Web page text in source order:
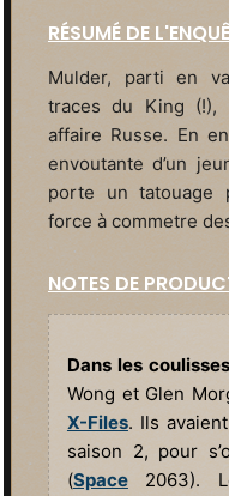
RÉSUMÉ DE
Mulder, parti en
traces du King (!),
affaire Russe. En
envoutante d’un
porte un tatouage
force à commetre
NOTES DE
Dans les coulisses
Wong et Glen
X-Files. Ils
saison 2, pour
(Space2063).